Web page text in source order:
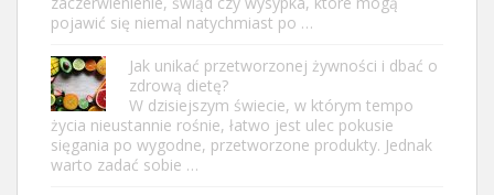
pojawić się niemal natychmiast po …
Jak unikać przetworzonej żywności i dbać o
zdrową dietę?
W dzisiejszym świecie, w którym tempo
życia nieustannie rośnie, łatwo jest ulec pokusie
sięgania po wygodne, przetworzone produkty. Jednak
warto zadać sobie …